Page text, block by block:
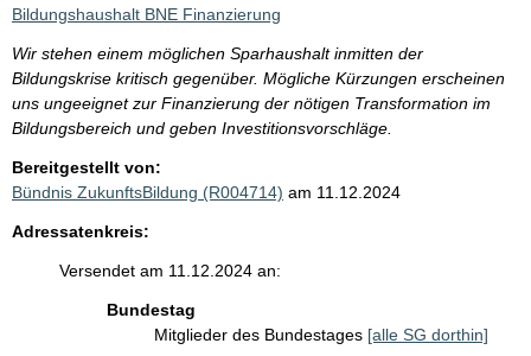
Bildungshaushalt BNE Finanzierung
Wir stehen einem möglichen Sparhaushalt inmitten der
Bildungskrise kritisch gegenüber. Mögliche Kürzungen erscheinen
uns ungeeignet zur Finanzierung der nötigen Transformation im
Bildungsbereich und geben Investitionsvorschläge.
Bereitgestellt von:
Bündnis ZukunftsBildung (R004714) am 11.12.2024
Adressatenkreis:
Versendet am 11.12.2024 an:
Bundestag
Mitglieder des Bundestages [alle SG dorthin]